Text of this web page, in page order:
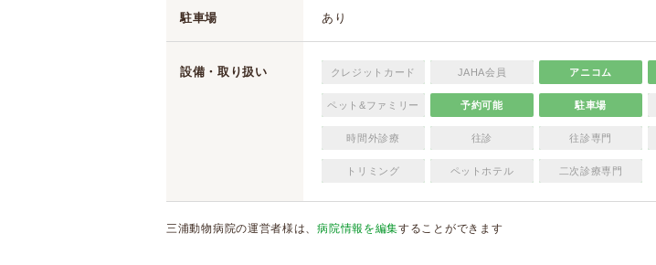
駐車場 あり
設備・取り扱い クレジットカード JAHA会員 アニコム
ペット&ファミリー 予約可能 駐車場
時間外診療 往診 往診専門
トリミング ペットホテル 二次診療専門
三浦動物病院の運営者様は、病院情報を編集することができます